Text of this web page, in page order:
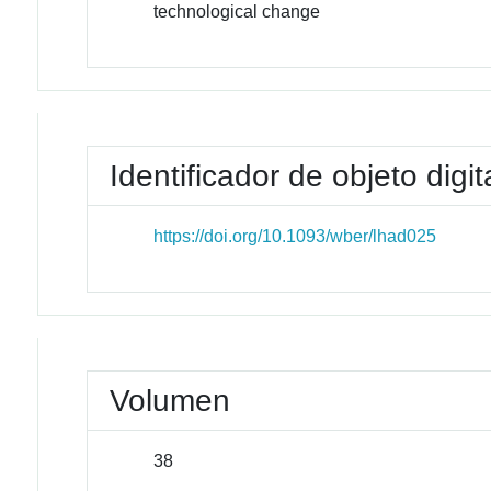
technological change
Identificador de objeto
https://doi.org/10.1093/wber/lhad025
Volumen
38